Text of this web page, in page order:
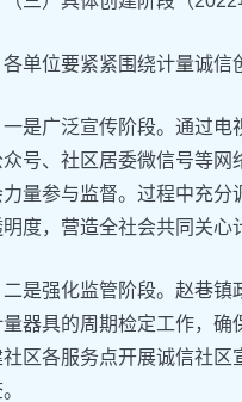
各单位要紧紧围绕计量诚信
一是广泛宣传阶段。通过电
号、社区居委微信号等网
量参与监督。过程中充分
明度，营造全社会共同关心
二是强化监管阶段。赵巷镇
量器具的周期检定工作，确
区各服务点开展诚信社区